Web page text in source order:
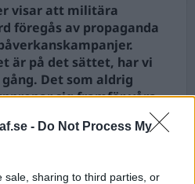
- Do Not Process My
sale, sharing to third parties, or
visar att militära
föregås av propaganda
är på det sättet, har vi
Det som aldrig
sig framför våra
eller möjliggjorts ...